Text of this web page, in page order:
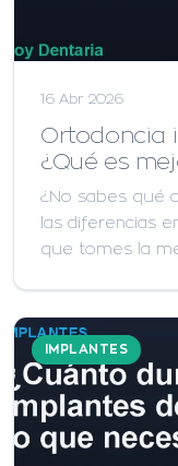
16 Abr 2026
Ortodoncia
¿Qué es
¿No sabes qué
las diferencias
que tomes la
IMPLANTES